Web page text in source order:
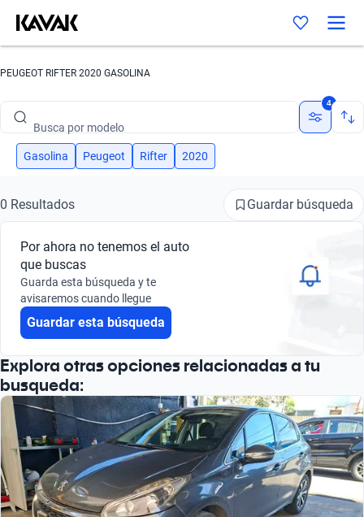
PEUGEOT RIFTER 2020 GASOLINA
Busca por versión
Busca por marca
Busca por modelo
Busca por versión
4
Gasolina Peugeot Rifter 2020
0 Resultados Guardar búsqueda
Por ahora no tenemos el auto
que buscas
Guarda esta búsqueda y te
avisaremos cuando llegue
Guardar esta búsqueda
Explora otras opciones relacionadas a tu
busqueda: